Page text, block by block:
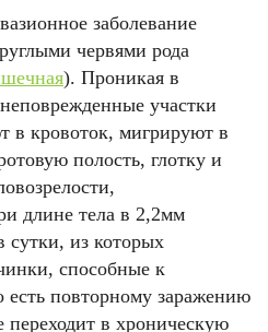
заболевание
червями рода
). Проникая в
участки
в кровоток, мигрируют в
полость, глотку и
длине тела в 2,2мм
сутки, из которых
способные к
есть повторному заражению
переходит в хроническую